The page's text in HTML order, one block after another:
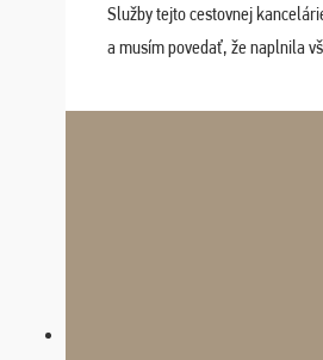
Služby tejto cestovnej
a musím povedať, že naplnila
dispozícii nonstop (milí,